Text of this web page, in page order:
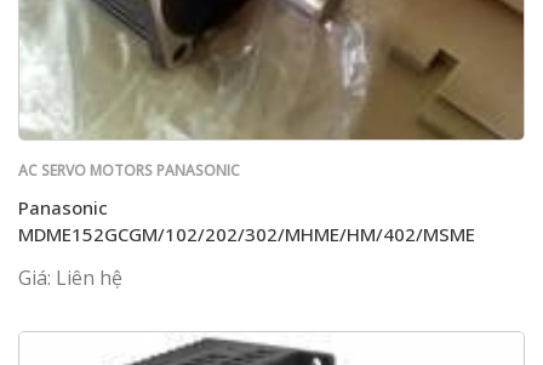
AC SERVO MOTORS PANASONIC
Panasonic
MDME152GCGM/102/202/302/MHME/HM/402/MSME
Giá: Liên hệ